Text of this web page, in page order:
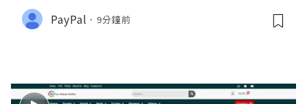
PayPal 9分鐘前